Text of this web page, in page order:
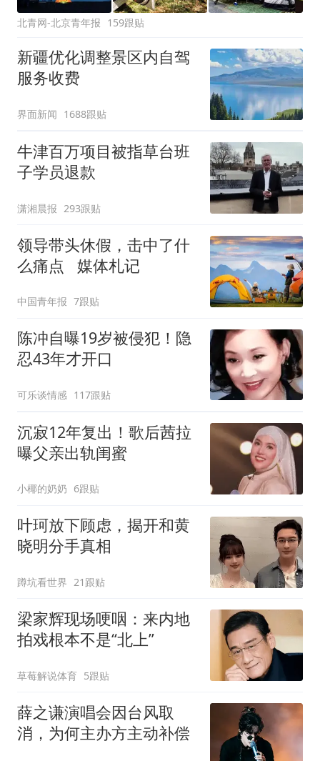
北青网-北京青年报 159跟贴
新疆优化调整景区内自驾
服务收费
界面新闻 1688跟贴
牛津百万项目被指草台班
子学员退款
潇湘晨报 293跟贴
领导带头休假，击中了什
么痛点 媒体札记
中国青年报 7跟贴
陈冲自曝19岁被侵犯！隐
忍43年才开口
可乐谈情感 117跟贴
沉寂12年复出！歌后茜拉
曝父亲出轨闺蜜
小椰的奶奶 6跟贴
叶珂放下顾虑，揭开和黄
晓明分手真相
蹲坑看世界 21跟贴
梁家辉现场哽咽：来内地
拍戏根本不是“北上”
草莓解说体育 5跟贴
薛之谦演唱会因台风取
消，为何主办方主动补偿